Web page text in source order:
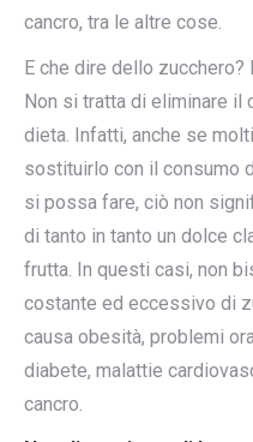
cancro, tra le altre cose.
E che dire dello
Non si tratta di eliminare il
dieta. Infatti, anche se
sostituirlo con il consumo
si possa fare, ciò non
di tanto in tanto un dolce
frutta. In questi casi, non
costante ed eccessivo di
causa obesità, problemi
diabete, malattie
cancro.